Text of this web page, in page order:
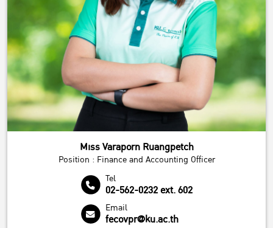
Miss Varaporn Ruangpetch
Position : Finance and Accounting Officer
Tel
02-562-0232 ext. 602
Email
fecovpr@ku.ac.th